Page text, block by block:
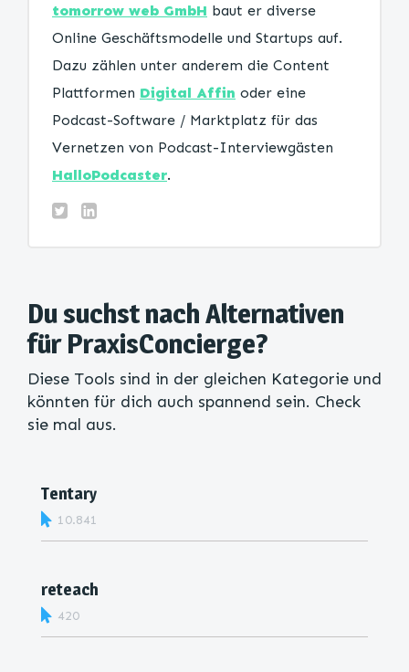
tomorrow web GmbH baut er diverse
Online Geschäftsmodelle und Startups auf.
Dazu zählen unter anderem die Content
Plattformen Digital Affin oder eine
Podcast-Software / Marktplatz für das
Vernetzen von Podcast-Interviewgästen
HalloPodcaster.
Du suchst nach Alternativen
für PraxisConcierge?
Diese Tools sind in der gleichen Kategorie und
könnten für dich auch spannend sein. Check
sie mal aus.
Tentary
10.841
reteach
420